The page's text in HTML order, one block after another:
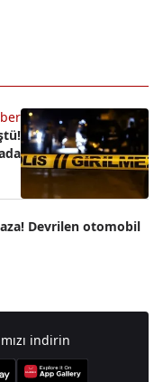
Devrilen otomobil
indirin